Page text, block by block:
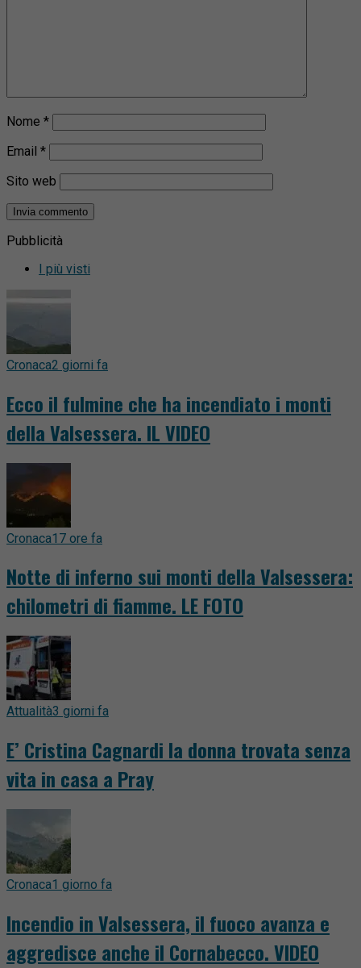
Nome *
Email *
Sito web
Pubblicità
I più visti
Cronaca2 giorni fa
Ecco il fulmine che ha incendiato i monti
della Valsessera. IL VIDEO
Cronaca17 ore fa
Notte di inferno sui monti della Valsessera:
chilometri di fiamme. LE FOTO
Attualità3 giorni fa
E’ Cristina Cagnardi la donna trovata senza
vita in casa a Pray
Cronaca1 giorno fa
Incendio in Valsessera, il fuoco avanza e
aggredisce anche il Cornabecco. VIDEO